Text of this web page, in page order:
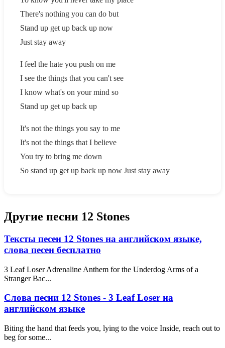
There's nothing you can do but
Stand up get up back up now
Just stay away
I feel the hate you push on me
I see the things that you can't see
I know what's on your mind so
Stand up get up back up
It's not the things you say to me
It's not the things that I believe
You try to bring me down
So stand up get up back up now Just stay away
Другие песни 12 Stones
Тексты песен 12 Stones на английском языке,
слова песен бесплатно
3 Leaf Loser Adrenaline Anthem for the Underdog Arms of a
Stranger Bac...
Слова песни 12 Stones - 3 Leaf Loser на
английском языке
Biting the hand that feeds you, lying to the voice Inside, reach out to
beg for some...